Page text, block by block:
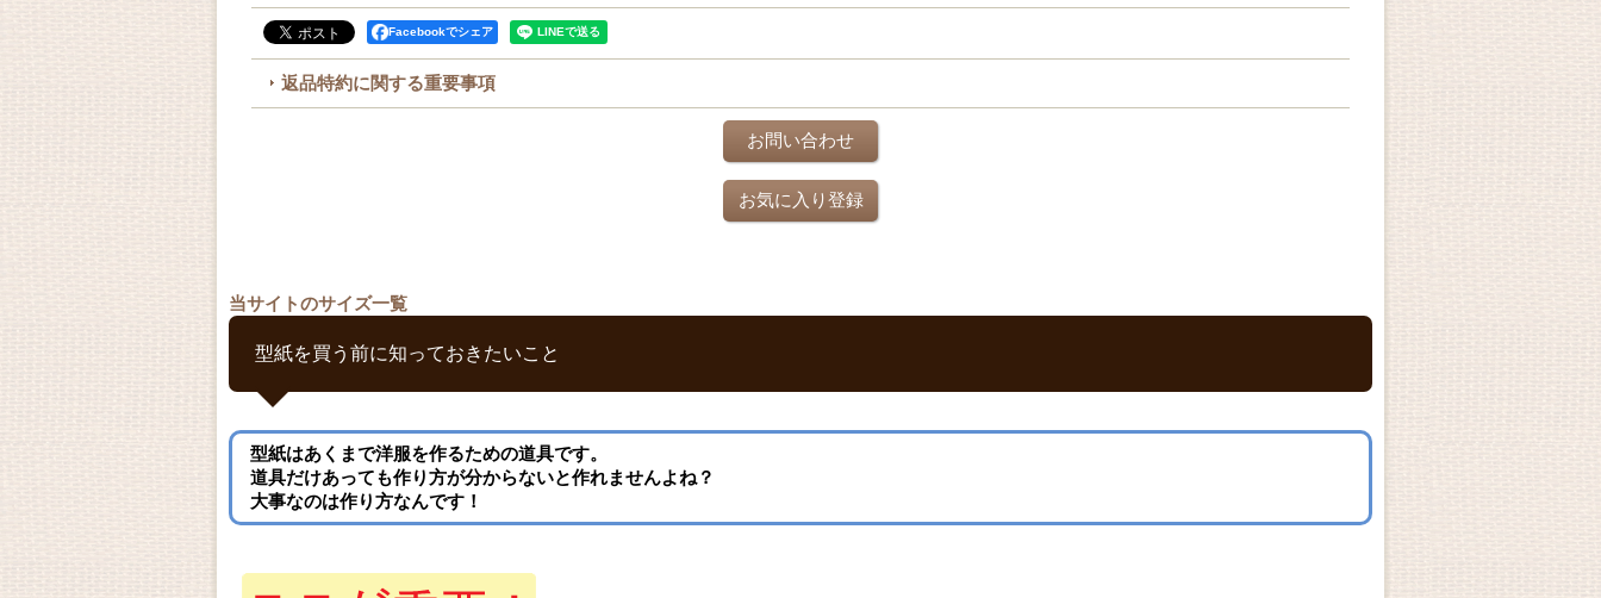
Facebookでシェア
返品特約に関する重要事項
お問い合わせ
お気に入り登録
当サイトのサイズ一覧
型紙を買う前に知っておきたいこと
型紙はあくまで洋服を作るための道具です。
道具だけあっても作り方が分からないと作れませんよね？
大事なのは作り方なんです！